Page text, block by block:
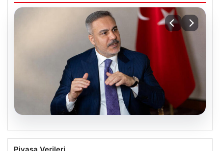
Mekke Ortak Savunma Anlaşması:
Piyasa Verileri